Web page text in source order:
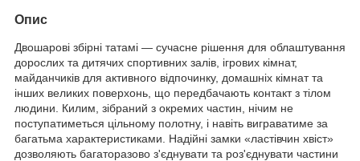
Опис
Двошарові збірні татамі — сучасне рішення для облаштування
дорослих та дитячих спортивних залів, ігрових кімнат,
майданчиків для активного відпочинку, домашніх кімнат та
інших великих поверхонь, що передбачають контакт з тілом
людини. Килим, зібраний з окремих частин, нічим не
поступатиметься цільному полотну, і навіть виграватиме за
багатьма характеристиками. Надійні замки «ластівчин хвіст»
дозволяють багаторазово з'єднувати та роз'єднувати частини